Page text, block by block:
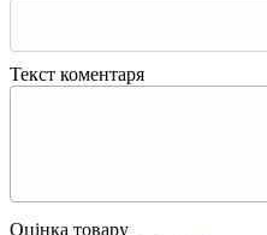
Текст коментаря
Оцінка товару